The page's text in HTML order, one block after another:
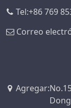
Tel:+86 769
Correo
Agregar: